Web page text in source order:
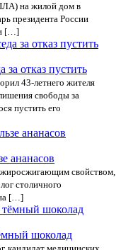
на жилой дом в
президента России
[…]
за отказ пустить
43-летнего жителя
свободы за
пустить его
ананасов
свойством,
столичного
[…]
шоколад